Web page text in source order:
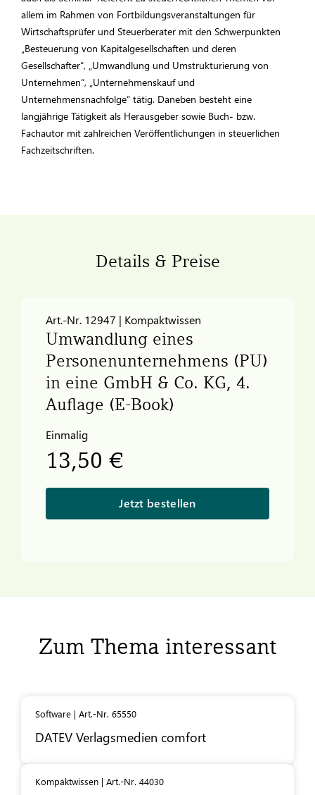
allem im Rahmen von Fortbildungsveranstaltungen für
Wirtschaftsprüfer und Steuerberater mit den Schwerpunkten
„Besteuerung von Kapitalgesellschaften und deren
Gesellschafter“, „Umwandlung und Umstrukturierung von
Unternehmen“, „Unternehmenskauf und
Unternehmensnachfolge“ tätig. Daneben besteht eine
langjährige Tätigkeit als Herausgeber sowie Buch- bzw.
Fachautor mit zahlreichen Veröffentlichungen in steuerlichen
Fachzeitschriften.
Details & Preise
Art.-Nr. 12947 | Kompaktwissen
Umwandlung eines
Personenunternehmens (PU)
in eine GmbH & Co. KG, 4.
Auflage (E-Book)
Einmalig
13,50 €
Jetzt bestellen
Zum Thema interessant
Software | Art.-Nr. 65550
DATEV Verlagsmedien comfort
Kompaktwissen | Art.-Nr. 44030